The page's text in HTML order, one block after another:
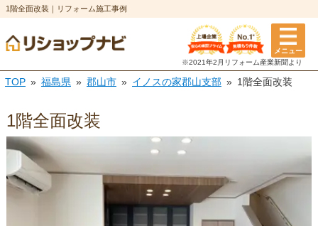
1階全面改装｜リフォーム施工事例
メニュー
※2021年2月リフォーム産業新聞より
TOP 福島県 郡山市 イノスの家郡山支部 1階全面改装
1階全面改装